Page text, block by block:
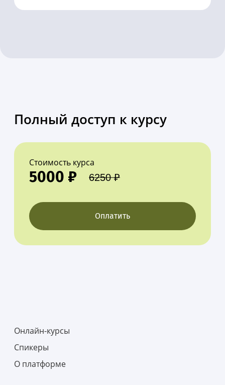
Полный доступ к курсу
Стоимость курса
5000 ₽ 6250 ₽
Оплатить
Онлайн-курсы
Спикеры
О платформе